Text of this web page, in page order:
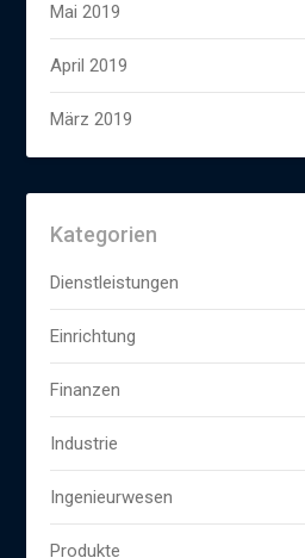
Mai 2019
April 2019
März 2019
Kategorien
Dienstleistungen
Einrichtung
Finanzen
Industrie
Ingenieurwesen
Produkte